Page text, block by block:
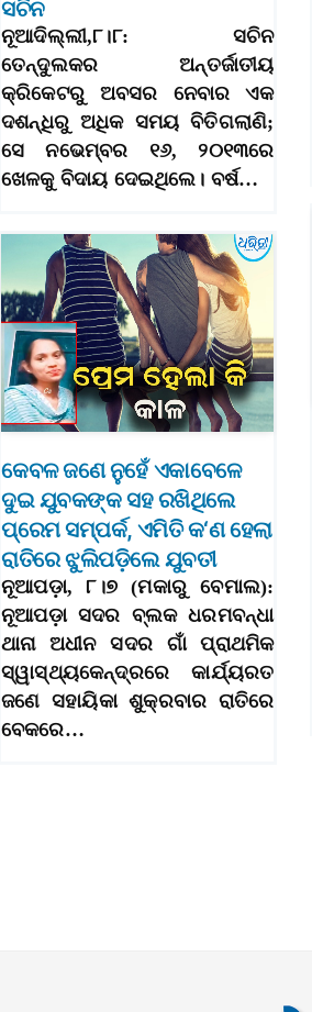
ସଚିନ
ନୂଆଦିଲ୍ଲୀ,୮।୮: ସଚିନ
ତେନ୍ଦୁଲକର ଅନ୍ତର୍ଜାତୀୟ
କ୍ରିକେଟରୁ ଅବସର ନେବାର ଏକ
ଦଶନ୍ଧିରୁ ଅଧିକ ସମୟ ବିତିଗଲାଣି;
ସେ ନଭେମ୍ବର ୧୬, ୨୦୧୩ରେ
ଖେଳକୁ ବିଦାୟ ଦେଇଥିଲେ। ବର୍ଷ…
କେବଳ ଜଣେ ନୁହେଁ ଏକାବେଳେ
ଦୁଇ ଯୁବକଙ୍କ ସହ ରଖିଥିଲେ
ପ୍ରେମ ସମ୍ପର୍କ, ଏମିତି କ‘ଣ ହେଲା
ରାତିରେ ଝୁଲିପଡ଼ିଲେ ଯୁବତୀ
ନୂଆପଡ଼ା, ୮।୭ (ମକାରୁ ବେମାଲ):
ନୂଆପଡ଼ା ସଦର ବ୍ଲକ ଧରମବନ୍ଧା
ଥାନା ଅଧୀନ ସଦର ଗାଁ ପ୍ରାଥମିକ
ସ୍ୱାସ୍ଥ୍ୟକେନ୍ଦ୍ରରେ କାର୍ଯ୍ୟରତ
ଜଣେ ସହାୟିକା ଶୁକ୍ରବାର ରାତିରେ
ବେକରେ…